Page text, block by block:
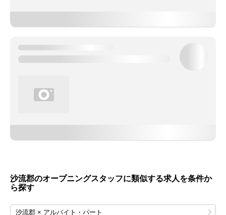
沙流郡のオープニングスタッフに類似する求人を条件か
ら探す
沙流郡 × アルバイト・パート